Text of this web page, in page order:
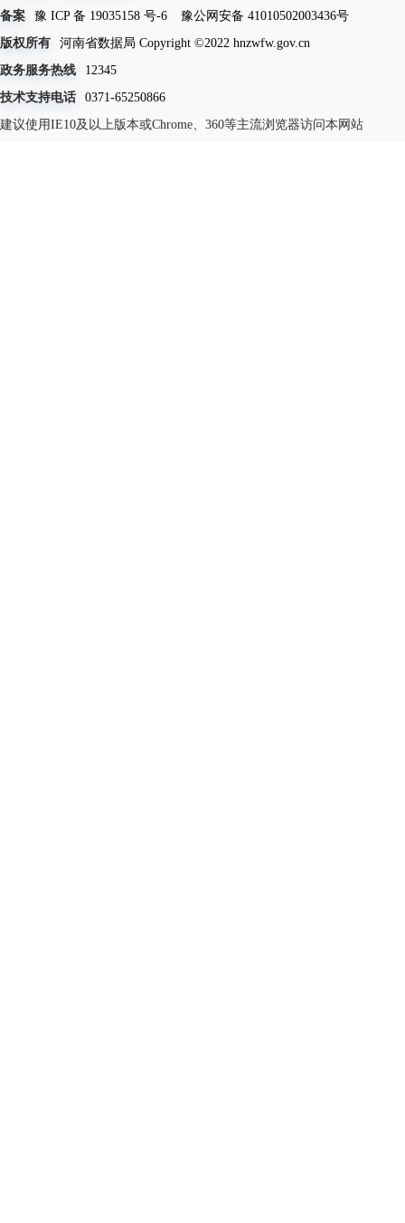
备案
豫 ICP 备 19035158 号-6
豫公网安备 41010502003436号
版权所有
河南省数据局 Copyright ©2022 hnzwfw.gov.cn
政务服务热线
12345
技术支持电话
0371-65250866
建议使用IE10及以上版本或Chrome、360等主流浏览器访问本网站